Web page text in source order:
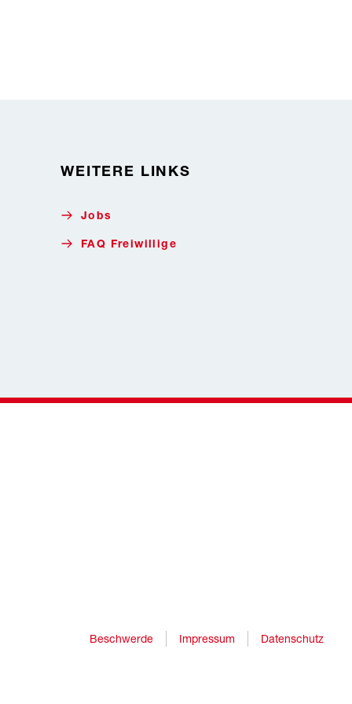
WEITERE LINKS
Jobs
FAQ Freiwillige
Beschwerde Impressum Datenschutz